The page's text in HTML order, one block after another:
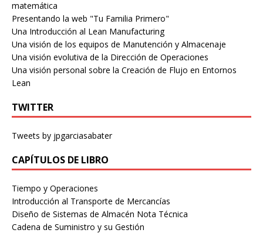
matemática
Presentando la web "Tu Familia Primero"
Una Introducción al Lean Manufacturing
Una visión de los equipos de Manutención y Almacenaje
Una visión evolutiva de la Dirección de Operaciones
Una visión personal sobre la Creación de Flujo en Entornos
Lean
TWITTER
Tweets by jpgarciasabater
CAPÍTULOS DE LIBRO
Tiempo y Operaciones
Introducción al Transporte de Mercancías
Diseño de Sistemas de Almacén Nota Técnica
Cadena de Suministro y su Gestión